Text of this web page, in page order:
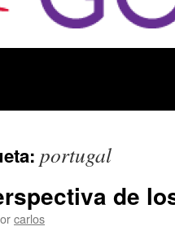
portugal
de
carlos